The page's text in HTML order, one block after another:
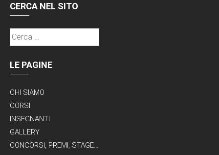
CERCA NEL SITO
Ricerca
per:
LE PAGINE
CHI SIAMO
CORSI
INSEGNANTI
GALLERY
CONCORSI, PREMI, STAGE…